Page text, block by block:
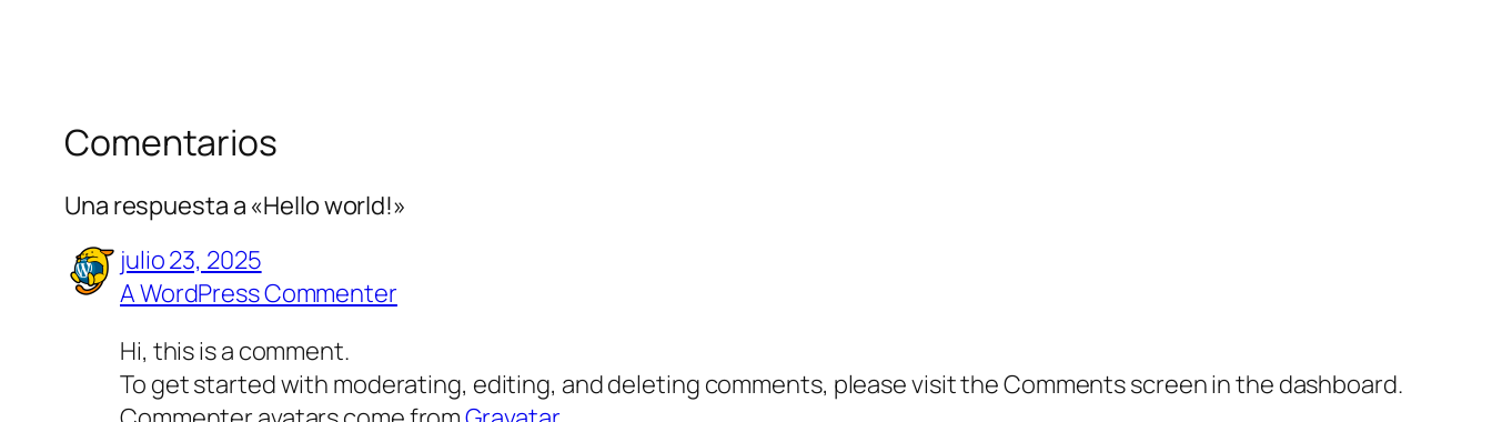
Comentarios
Una respuesta a «Hello world!»
julio 23, 2025
A WordPress Commenter
Hi, this is a comment.
To get started with moderating, editing, and deleting comments, please visit the Comments screen in the dashboard.